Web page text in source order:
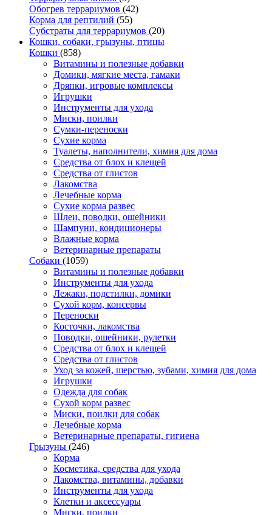
Обогрев террариумов (42)
Корма для рептилий (55)
Субстраты для террариумов (20)
Кошки, собаки, грызуны, птицы
Кошки (858)
Витамины и полезные добавки
Домики, мягкие места, гамаки
Дряпки, игровые комплексы
Игрушки
Инструменты для ухода
Миски, поилки
Сумки-переноски
Сухие корма
Туалеты, наполнители, химия для дома
Средства от блох и клещей
Средства от глистов
Лакомства
Лечебные корма
Сухие корма развес
Шлеи, поводки, ошейники
Шампуни, кондиционеры
Влажные корма
Ветеринарные препараты
Собаки (1059)
Витамины и полезные добавки
Инструменты для ухода
Лежаки, подстилки, домики
Сухой корм, консервы
Переноски
Косточки, лакомства
Поводки, ошейники, рулетки
Средства от блох и клещей
Средства от глистов
Уход за кожей, шерстью, зубами, химия для дома
Игрушки
Одежда для собак
Сухой корм развес
Миски, поилки для собак
Лечебные корма
Ветеринарные препараты, гигиена
Грызуны (246)
Корма
Косметика, средства для ухода
Лакомства, витамины, добавки
Инструменты для ухода
Клетки и аксессуары
Миски, поилки